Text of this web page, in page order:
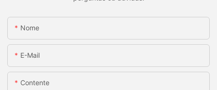
Nome
E-Mail
Contente